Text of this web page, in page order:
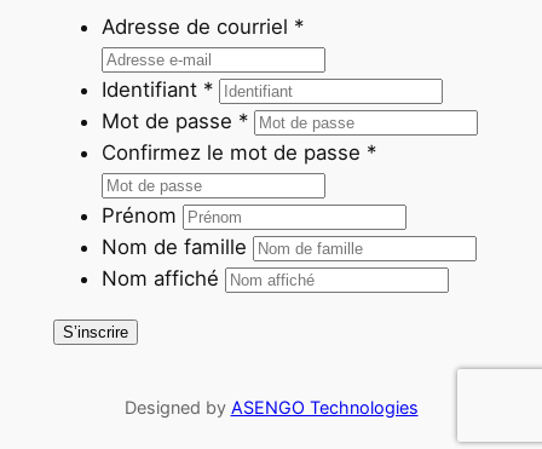
Adresse de courriel *
Identifiant *
Mot de passe *
Confirmez le mot de passe *
Prénom
Nom de famille
Nom affiché
S’inscrire
Designed by ASENGO Technologies